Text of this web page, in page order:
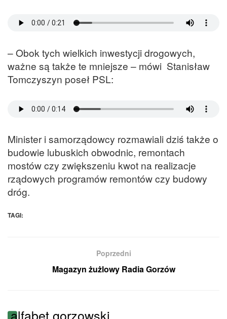
– Obok tych wielkich inwestycji drogowych,
ważne są także te mniejsze – mówi Stanisław
Tomczyszyn poseł PSL:
Minister i samorządowcy rozmawiali dziś także o
budowie lubuskich obwodnic, remontach
mostów czy zwiększeniu kwot na realizacje
rządowych programów remontów czy budowy
dróg.
TAGI:
Poprzedni
Magazyn żużlowy Radia Gorzów
alfabet gorzowski